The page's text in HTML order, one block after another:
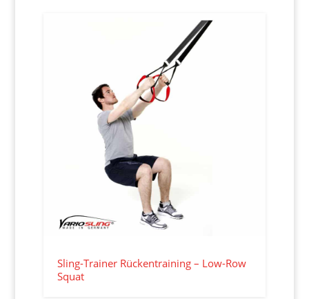
Sling-Trainer Rückentraining – Low-Row
Squat